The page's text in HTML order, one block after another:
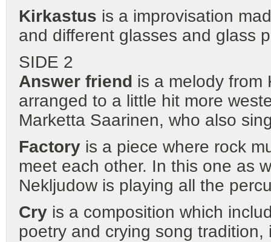
Kirkastus is a improvisation
and different glasses and glass
SIDE 2
Answer friend is a melody from
arranged to a little hit more
Marketta Saarinen, who also
Factory is a piece where rock
meet each other. In this one as
Nekljudow is playing all the
Cry is a composition which
poetry and crying song tradition,